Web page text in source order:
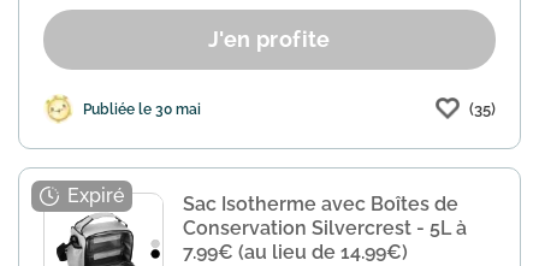
J'en profite
Publiée le 30 mai (35)
Sac Isotherme avec Boîtes de
Conservation Silvercrest - 5L à
7.99€ (au lieu de 14.99€)